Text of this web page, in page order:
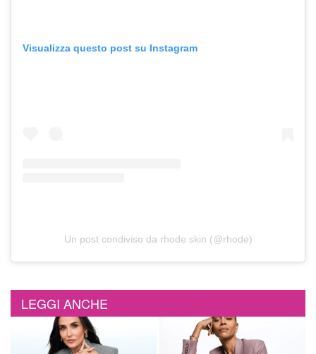
Visualizza questo post su Instagram
Un post condiviso da rhode skin (@rhode)
LEGGI ANCHE